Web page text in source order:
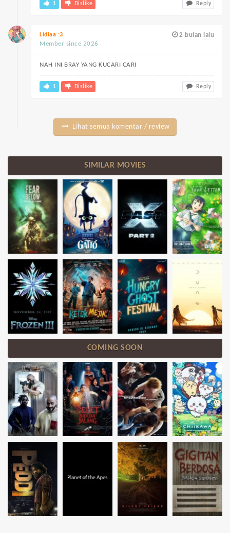
1 Dislike Reply
2 bulan lalu
Lidiaa :3
Member since 2026
NAH INI BRAY YANG KUCARI CARI
1 Dislike Reply
Lihat semua komentar / review
SIMILAR MOVIES
COMING SOON